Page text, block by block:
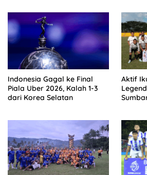
Indonesia Gagal ke Final
Piala Uber 2026, Kalah 1-3
dari Korea Selatan
Aktif